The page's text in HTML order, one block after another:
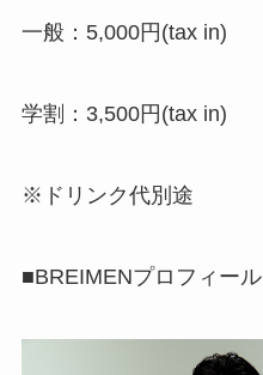
一般：5,000円(tax in)
学割：3,500円(tax in)
※ドリンク代別途
■BREIMENプロフィール